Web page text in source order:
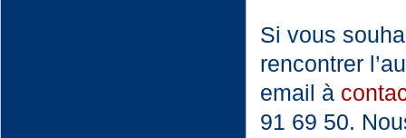
Si vous
rencontrer
email à
91 69 50.